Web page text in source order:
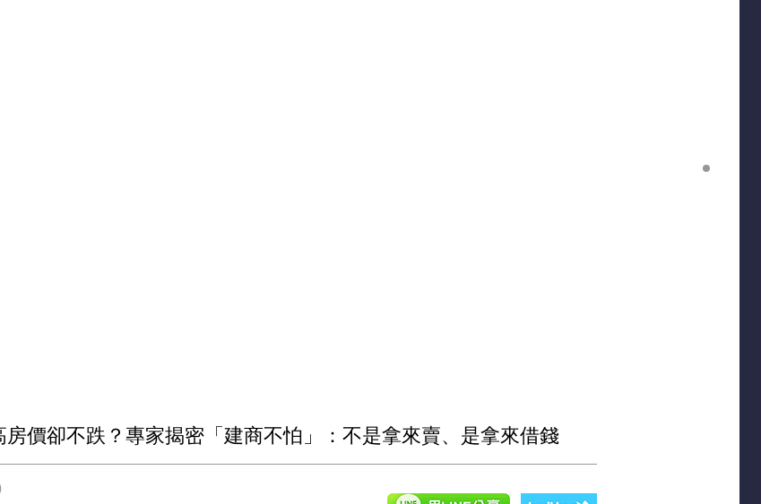
房價卻不跌？專家揭密「建商不怕」：不是拿來賣、是拿來借錢